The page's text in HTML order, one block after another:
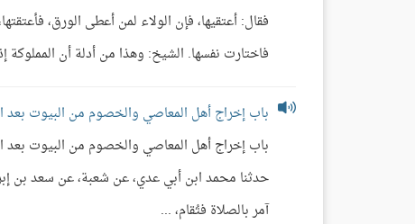
فقال: أعتقيها، فإن الولاء لمن أعطى الورق،
فاختارت نفسها. الشيخ: وهذا من أدلة أن المملوكة
باب إخراج أهل المعاصي والخصوم من البيوت بعد
حدثنا محمد ابن أبي عدي، عن شعبة، عن سعد بن
آمر بالصلاة فتُقام، ...